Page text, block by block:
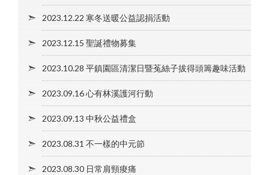
2023.12.22 寒冬送暖公益認捐活動
2023.12.15 聖誕禮物募集
2023.10.28 平鎮園區清潔日暨菟絲子拔得頭籌趣味活動
2023.09.16 心有林溪護河行動
2023.09.13 中秋公益禮盒
2023.08.31 不一樣的中元節
2023.08.30 日常肩頸痠痛